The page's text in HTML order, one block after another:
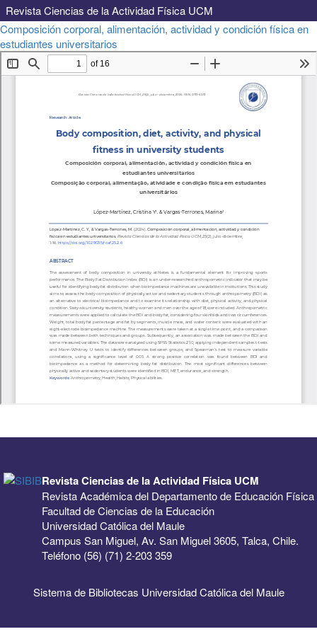
Revista Ciencias de la Actividad Física UCM
Volver
a
los
detalles
Composición corporal, alimentación, actividad y condición física en
estudiantes universitarios
Revista Ciencias de la Actividad Física UCM
Revista Académica del Departamento de Educación Física
Facultad de Ciencias de la Educación
Universidad Católica del Maule
Campus San Miguel, Av. San Miguel 3605, Talca, Chile.
Teléfono (56) (71) 2-203 359
Sistema de Bibliotecas Universidad Católica del Maule